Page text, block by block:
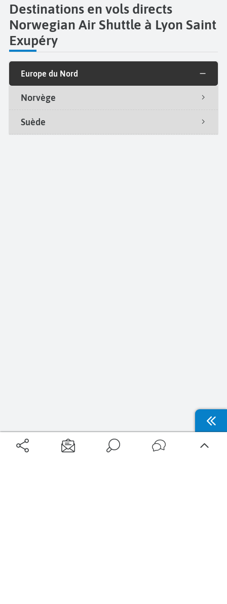
Destinations en vols directs
Norwegian Air Shuttle à Lyon Saint
Exupéry
Europe du Nord
Norvège
Suède